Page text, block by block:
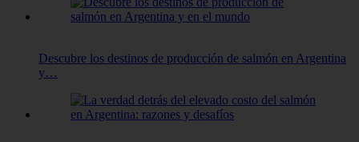
Descubre los destinos de producción de salmón en Argentina
y…